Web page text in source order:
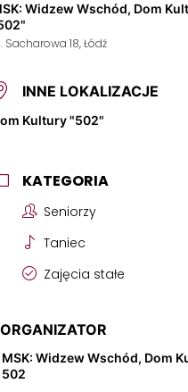
Widzew Wschód, Dom
Sacharowa 18, Łódź
INNE LOKALIZACJE
Kultury "502"
KATEGORIA
Seniorzy
Taniec
Zajęcia stałe
ORGANIZATOR
MSK: Widzew Wschód, Dom
502